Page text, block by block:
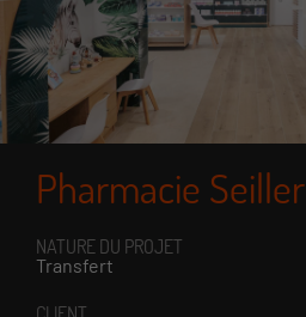
Pharmacie Seiller
NATURE DU PROJET
Transfert